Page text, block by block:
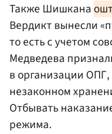
Также Шишкана
Вердикт вынесли
то есть с учетом
Медведева
в организации
незаконном
Отбывать
режима.